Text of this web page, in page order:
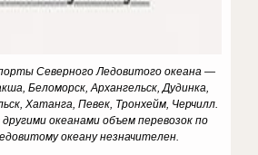
Северного Ледовитого океана —
Беломорск, Архангельск, Дудинка,
Хатанга, Певек, Тронхейм, Черчилл.
океанами объем перевозок по
океану незначителен.